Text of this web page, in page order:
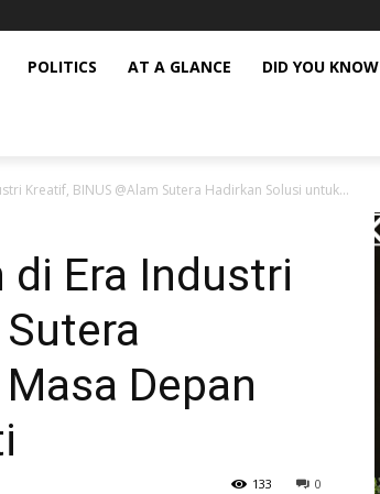
POLITICS AT A GLANCE DID YOU KNOW
Kreatif, BINUS @Alam Sutera Hadirkan Solusi untuk...
Era Industri
Depan
0
133